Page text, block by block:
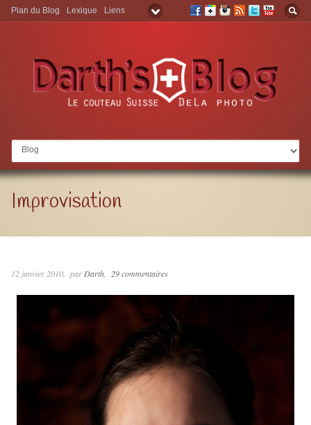
Aller à:
Plan du Blog Lexique Liens
Improvisation
12 janvier 2010 parDarth 29 commentaires